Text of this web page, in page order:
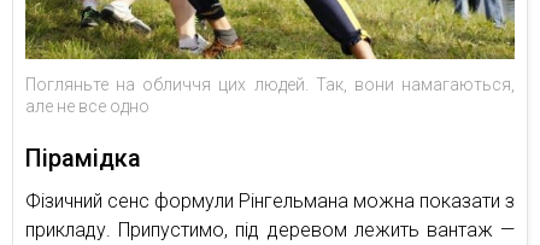
Погляньте на обличчя цих людей. Так, вони намагаються,
але не все одно
Пірамідка
Фізичний сенс формули Рінгельмана можна показати з
прикладу. Припустимо, під деревом лежить вантаж —